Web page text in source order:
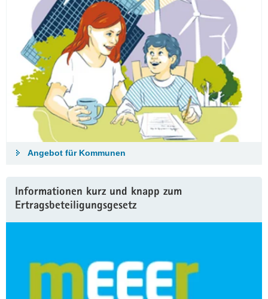
Angebot für Kommunen
Informationen kurz und knapp zum
Ertragsbeteiligungsgesetz